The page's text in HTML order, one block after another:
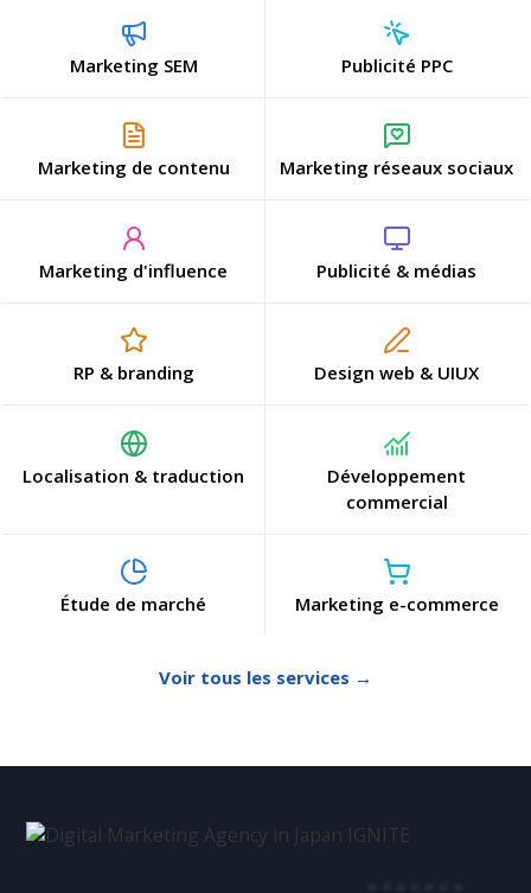
Marketing SEM Publicité PPC
Marketing de contenu Marketing réseaux sociaux
Marketing d'influence Publicité & médias
RP & branding Design web & UIUX
Localisation & traduction
Développement
commercial
Étude de marché Marketing e-commerce
Voir tous les services →